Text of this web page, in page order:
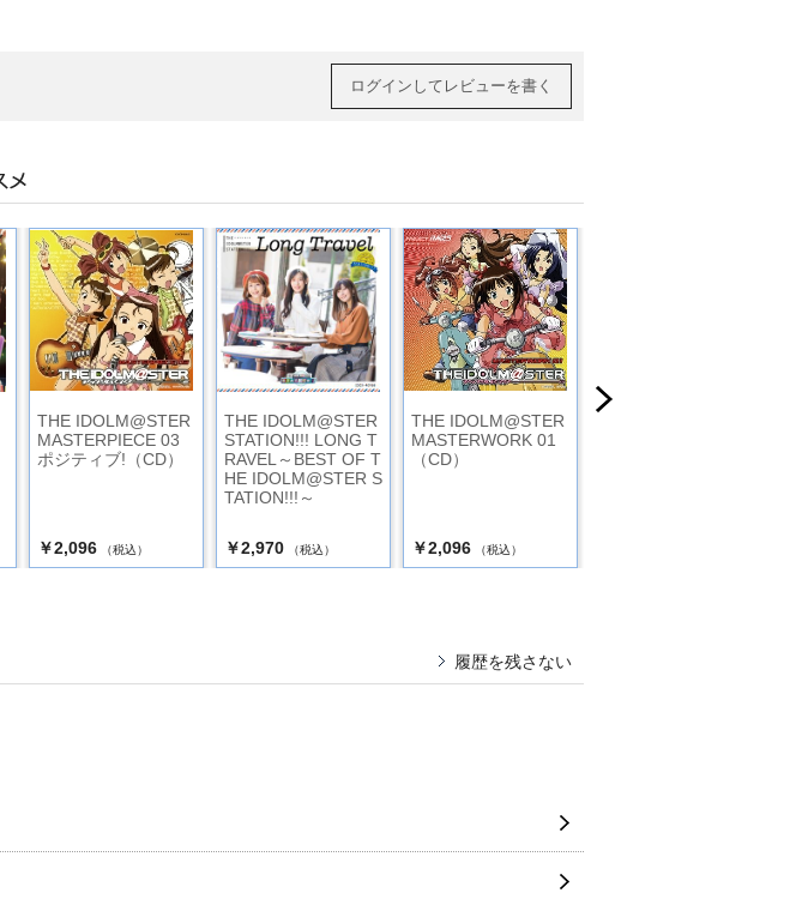
ログインしてレビューを書く
THE IDOLM@STER
MASTERPIECE 03
ポジティブ!（CD）
￥2,096 （税込）
THE IDOLM@STER
STATION!!! LONG T
RAVEL～BEST OF T
HE IDOLM@STER S
TATION!!!～
￥2,970 （税込）
THE IDOLM@STER
MASTERWORK 01
（CD）
￥2,096 （税込）
履歴を残さない